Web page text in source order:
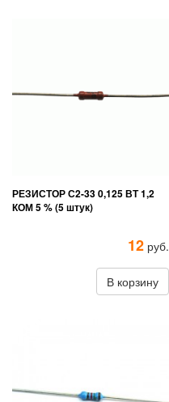
РЕЗИСТОР С2-33 0,125 ВТ 1,2
КОМ 5 % (5 штук)
12 руб.
В корзину